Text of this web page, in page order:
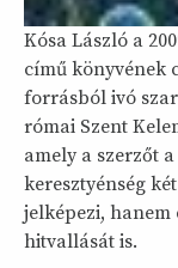
Kósa László a
című könyvének
forrásból ivó
római Szent
amely a szerzőt
keresztyénség
jelképezi, hanem
hitvallását is.